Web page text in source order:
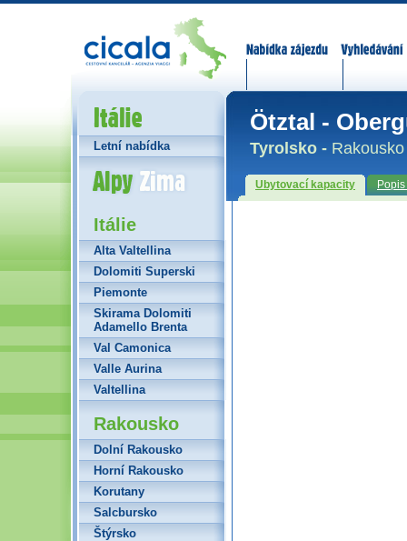
Ötztal -
Tyrolsko - Rakousko
Ubytovací kapacity
Itálie
Letní nabídka
Alpy Zima
Itálie
Alta Valtellina
Dolomiti Superski
Piemonte
Skirama Dolomiti
Adamello Brenta
Val Camonica
Valle Aurina
Valtellina
Rakousko
Dolní Rakousko
Horní Rakousko
Korutany
Salcbursko
Štýrsko